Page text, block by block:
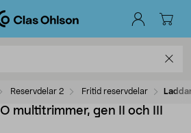
Reservdelar 2 Fritid reservdelar
multitrimmer, gen II och III